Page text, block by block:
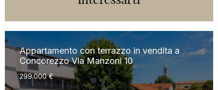
Appartamento con terrazzo in vendita a
Concorezzo Via Manzoni 10
299.000 €